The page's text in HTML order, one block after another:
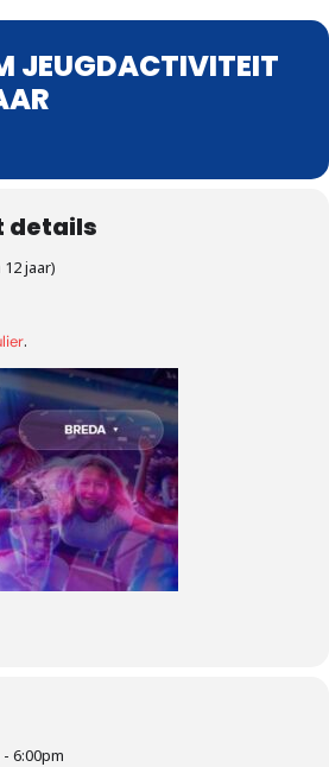
JEUGDACTIVITEIT
details
jaar)
.
6:00pm